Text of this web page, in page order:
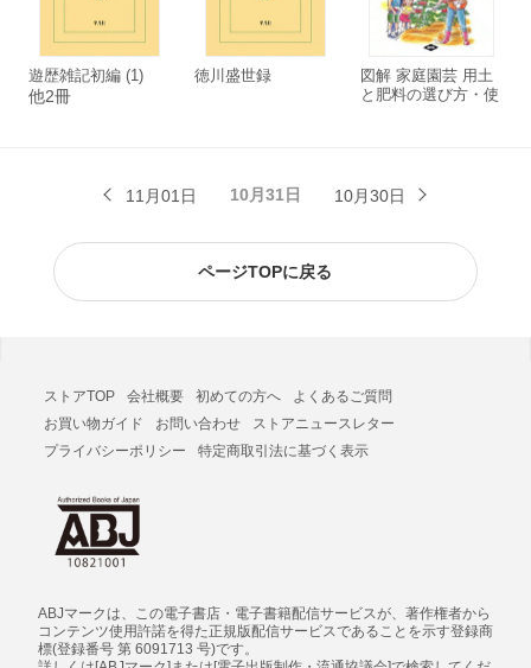
遊歴雑記初編 (1)
他2冊
徳川盛世録
図解 家庭園芸 用土
と肥料の選び方・使
11月01日 10月31日 10月30日
ページTOPに戻る
ストアTOP 会社概要 初めての方へ
よくあるご質問
お買い物ガイド
お問い合わせ
ストアニュースレター
プライバシーポリシー
特定商取引法に基づく表示
ABJマークは、この電子書店・電子書籍配信サービスが、著作権者から
コンテンツ使用許諾を得た正規版配信サービスであることを示す登録商
標(登録番号 第 6091713 号)です。